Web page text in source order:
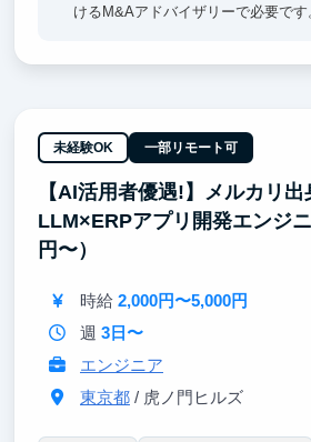
けるM&Aアドバイザリーで必要で
マ案件で８割占めており、ケース面
擬テストでほぼ同じテーマに出会う
ます。
未経験OK 一部リモート可
【AI活用者優遇!】メルカリ出
LLM×ERPアプリ開発エンジ
円〜）
時給 2,000円〜5,000円
週 3日〜
エンジニア
東京都/ 虎ノ門ヒルズ